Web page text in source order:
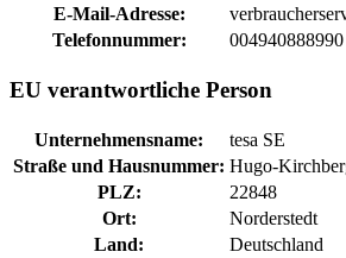
E-Mail-Adresse:
Telefonnummer:
004940888990
EU verantwortliche Person
Unternehmensname:
tesa SE
Straße und Hausnummer: Hugo-
PLZ:
22848
Ort:
Norderstedt
Land:
Deutschland